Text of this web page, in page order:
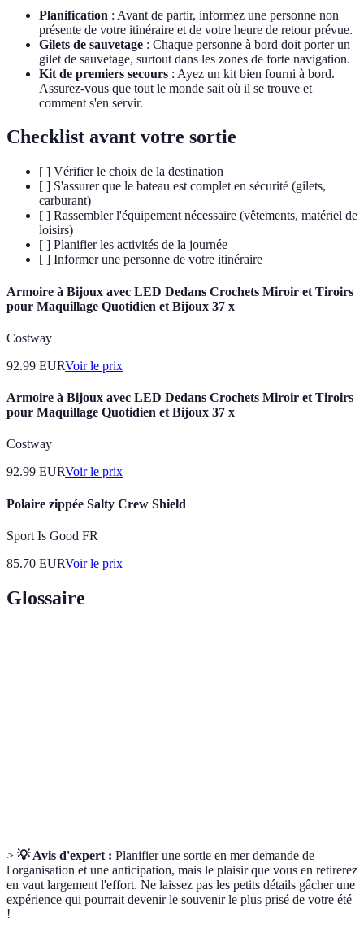
Planification : Avant de partir, informez une personne non
présente de votre itinéraire et de votre heure de retour prévue.
Gilets de sauvetage : Chaque personne à bord doit porter un
gilet de sauvetage, surtout dans les zones de forte navigation.
Kit de premiers secours : Ayez un kit bien fourni à bord.
Assurez-vous que tout le monde sait où il se trouve et
comment s'en servir.
Checklist avant votre sortie
[ ] Vérifier le choix de la destination
[ ] S'assurer que le bateau est complet en sécurité (gilets,
carburant)
[ ] Rassembler l'équipement nécessaire (vêtements, matériel de
loisirs)
[ ] Planifier les activités de la journée
[ ] Informer une personne de votre itinéraire
Armoire à Bijoux avec LED Dedans Crochets Miroir et Tiroirs
pour Maquillage Quotidien et Bijoux 37 x
Costway
92.99 EURVoir le prix
Armoire à Bijoux avec LED Dedans Crochets Miroir et Tiroirs
pour Maquillage Quotidien et Bijoux 37 x
Costway
92.99 EURVoir le prix
Polaire zippée Salty Crew Shield
Sport Is Good FR
85.70 EURVoir le prix
Glossaire
> 💡 Avis d'expert : Planifier une sortie en mer demande de
l'organisation et une anticipation, mais le plaisir que vous en retirerez
en vaut largement l'effort. Ne laissez pas les petits détails gâcher une
expérience qui pourrait devenir le souvenir le plus prisé de votre été
!